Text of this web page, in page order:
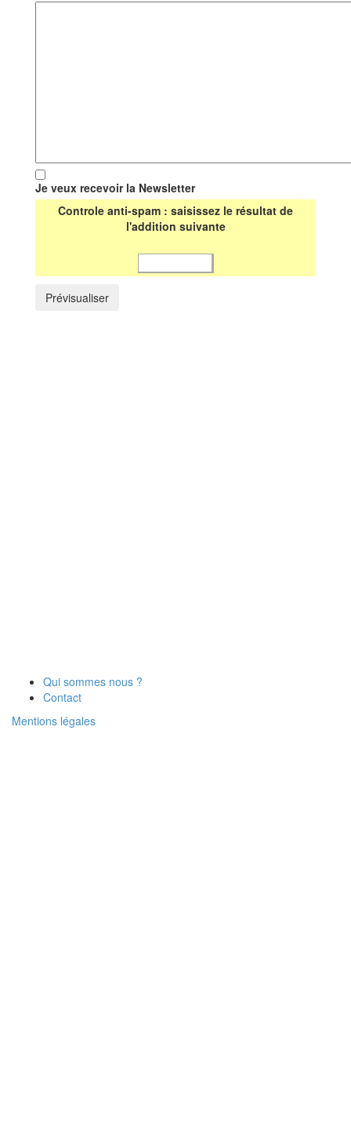
Je veux recevoir la Newsletter
Controle anti-spam : saisissez le résultat de
l'addition suivante
Qui sommes nous ?
Contact
Mentions légales